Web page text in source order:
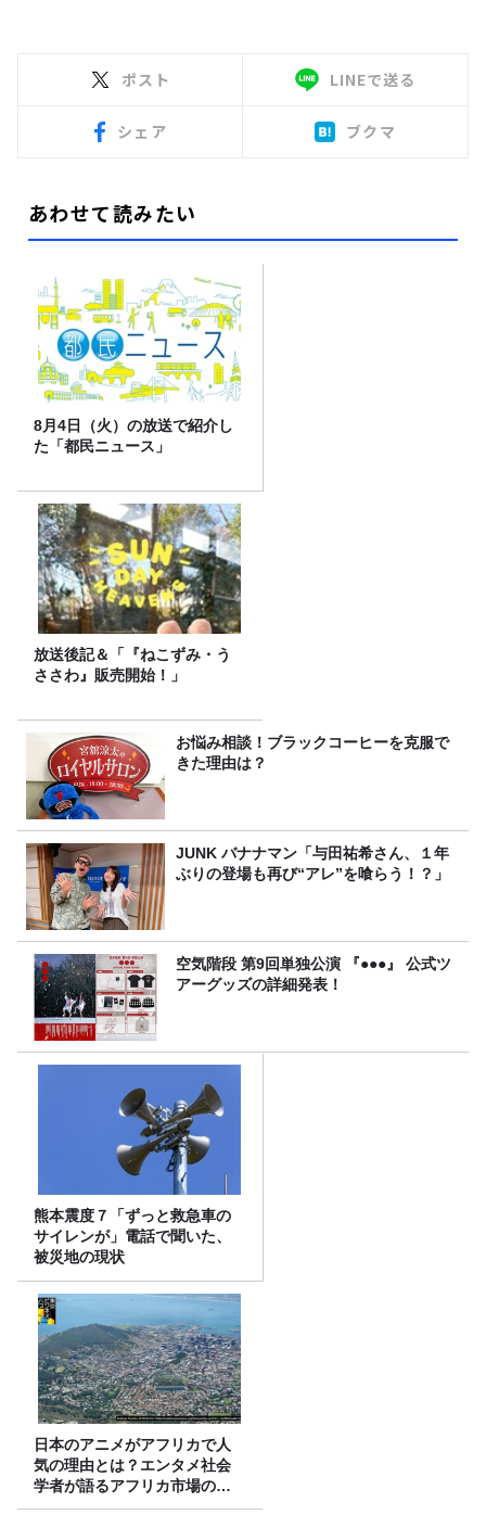
ポスト LINEで送る
シェア ブクマ
あわせて読みたい
8月4日（火）の放送で紹介し
た「都民ニュース」
放送後記＆「『ねこずみ・う
ささわ』販売開始！」
お悩み相談！ブラックコーヒーを克服で
きた理由は？
JUNK バナナマン「与田祐希さん、１年
ぶりの登場も再び“アレ”を喰らう！？」
空気階段 第9回単独公演 『●●●』 公式ツ
アーグッズの詳細発表！
熊本震度７「ずっと救急車の
サイレンが」電話で聞いた、
被災地の現状
日本のアニメがアフリカで人
気の理由とは？エンタメ社会
学者が語るアフリカ市場のリ
アル